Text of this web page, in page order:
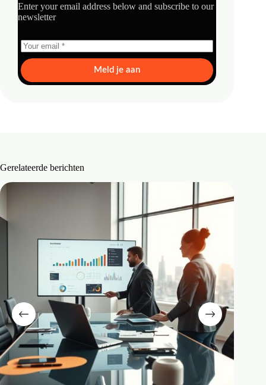
Enter your email address below and subscribe to our
newsletter
Meld je aan
Gerelateerde berichten